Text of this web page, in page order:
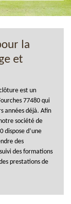
la
et
est un
77480 qui
années déjà. Afin
société de
dispose d’une
des
des formations
prestations de